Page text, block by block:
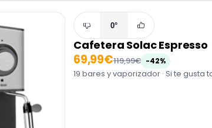
0°
Cafetera Solac Espresso
69,99€119,99€ -42%
19 bares y vaporizador · Si te